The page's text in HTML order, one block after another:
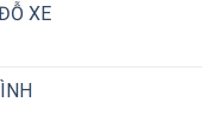
XE